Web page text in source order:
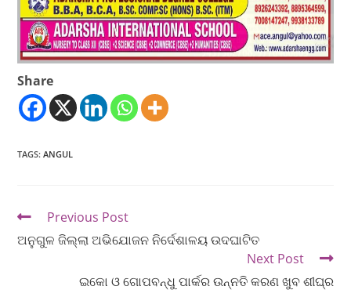
Share
TAGS:ANGUL
Previous Post
ଅନୁଗୁଳ ଜିଲ୍ଲା ଅଭିଯୋଜନ ନିର୍ଦେଶାଳୟ ଉଦଘାଟିତ
Next Post
ଇକୋ ଓ ଗୋପବନ୍ଧୁ ପାର୍କର ଉନ୍ନତି କରଣ ଖୁବ ଶୀଘ୍ର